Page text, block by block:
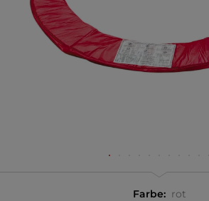
Farbe: rot